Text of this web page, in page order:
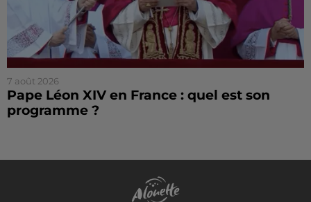
7 août 2026
Pape Léon XIV en France : quel est son
programme ?